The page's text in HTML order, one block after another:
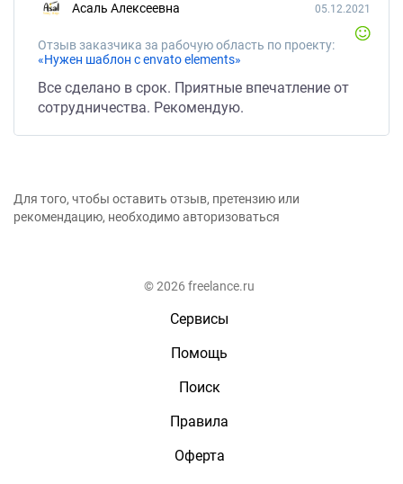
Асаль Алексеевна
Отзыв заказчика за рабочую область по проекту:
«Нужен шаблон с envato elements»
05.12.2021
Все сделано в срок. Приятные впечатление от
сотрудничества. Рекомендую.
Для того, чтобы оставить отзыв, претензию или
рекомендацию, необходимо авторизоваться
© 2026 freelance.ru
Сервисы
Помощь
Поиск
Правила
Оферта